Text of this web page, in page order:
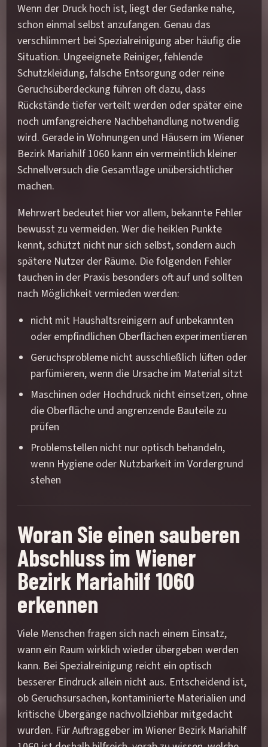
Wenn der Druck hoch ist, liegt der Gedanke nahe,
schon einmal selbst anzufangen. Genau das
verschlimmert bei Spezialreinigung aber häufig die
Situation. Ungeeignete Reiniger, fehlende
Schutzkleidung, falsche Entsorgung oder reine
Geruchsüberdeckung führen oft dazu, dass
Rückstände tiefer verteilt werden oder später eine
noch umfangreichere Nachbehandlung notwendig
wird. Gerade in Wohnungen und Häusern im Wiener
Bezirk Mariahilf 1060 kann ein vermeintlich kleiner
Schnellversuch die Gesamtlage unübersichtlicher
machen.
Mehrwert bedeutet hier vor allem, bekannte Fehler
bewusst zu vermeiden. Wer die heiklen Punkte
kennt, schützt nicht nur sich selbst, sondern auch
spätere Nutzer der Räume. Die folgenden Fehler
tauchen in der Praxis besonders oft auf und sollten
nach Möglichkeit vermieden werden:
nicht mit Haushaltsreinigern auf unbekannten
oder empfindlichen Oberflächen experimentieren
Geruchsprobleme nicht ausschließlich lüften oder
parfümieren, wenn die Ursache im Material sitzt
Maschinen oder Hochdruck nicht einsetzen, ohne
die Oberfläche und angrenzende Bauteile zu
prüfen
Problemstellen nicht nur optisch behandeln,
wenn Hygiene oder Nutzbarkeit im Vordergrund
stehen
Woran Sie einen sauberen
Abschluss im Wiener
Bezirk Mariahilf 1060
erkennen
Viele Menschen fragen sich nach einem Einsatz,
wann ein Raum wirklich wieder übergeben werden
kann. Bei Spezialreinigung reicht ein optisch
besserer Eindruck allein nicht aus. Entscheidend ist,
ob Geruchsursachen, kontaminierte Materialien und
kritische Übergänge nachvollziehbar mitgedacht
wurden. Für Auftraggeber im Wiener Bezirk Mariahilf